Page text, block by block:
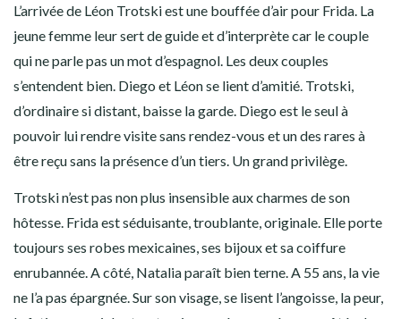
L’arrivée de Léon Trotski est une bouffée d’air pour Frida. La
jeune femme leur sert de guide et d’interprète car le couple
qui ne parle pas un mot d’espagnol. Les deux couples
s’entendent bien. Diego et Léon se lient d’amitié. Trotski,
d’ordinaire si distant, baisse la garde. Diego est le seul à
pouvoir lui rendre visite sans rendez-vous et un des rares à
être reçu sans la présence d’un tiers. Un grand privilège.
Trotski n’est pas non plus insensible aux charmes de son
hôtesse. Frida est séduisante, troublante, originale. Elle porte
toujours ses robes mexicaines, ses bijoux et sa coiffure
enrubannée. A côté, Natalia paraît bien terne. A 55 ans, la vie
ne l’a pas épargnée. Sur son visage, se lisent l’angoisse, la peur,